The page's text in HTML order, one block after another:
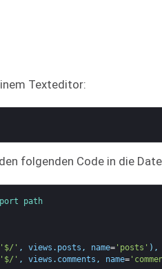
Texteditor:
folgenden Code in die
path
'$/' , views . posts , name='posts' ) ,
'$/' , views . comments , name=